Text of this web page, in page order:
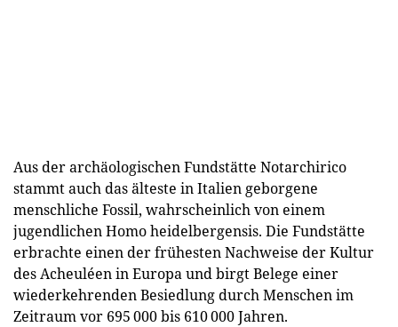
Aus der archäologischen Fundstätte Notarchirico
stammt auch das älteste in Italien geborgene
menschliche Fossil, wahrscheinlich von einem
jugendlichen Homo heidelbergensis. Die Fundstätte
erbrachte einen der frühesten Nachweise der Kultur
des Acheuléen in Europa und birgt Belege einer
wiederkehrenden Besiedlung durch Menschen im
Zeitraum vor 695 000 bis 610 000 Jahren.